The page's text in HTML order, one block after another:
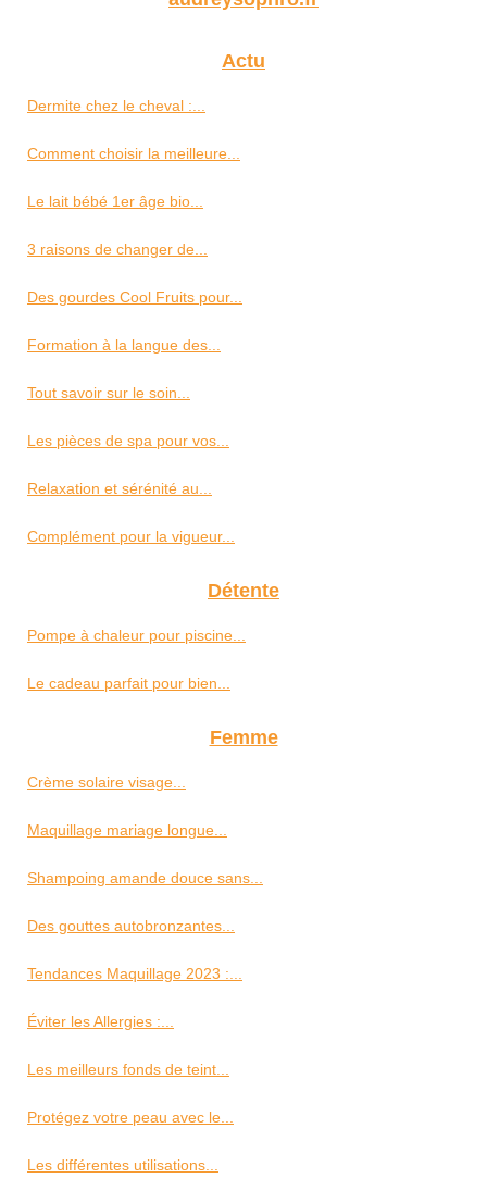
Actu
Dermite chez le cheval :...
Comment choisir la meilleure...
Le lait bébé 1er âge bio...
3 raisons de changer de...
Des gourdes Cool Fruits pour...
Formation à la langue des...
Tout savoir sur le soin...
Les pièces de spa pour vos...
Relaxation et sérénité au...
Complément pour la vigueur...
Détente
Pompe à chaleur pour piscine...
Le cadeau parfait pour bien...
Femme
Crème solaire visage...
Maquillage mariage longue...
Shampoing amande douce sans...
Des gouttes autobronzantes...
Tendances Maquillage 2023 :...
Éviter les Allergies :...
Les meilleurs fonds de teint...
Protégez votre peau avec le...
Les différentes utilisations...